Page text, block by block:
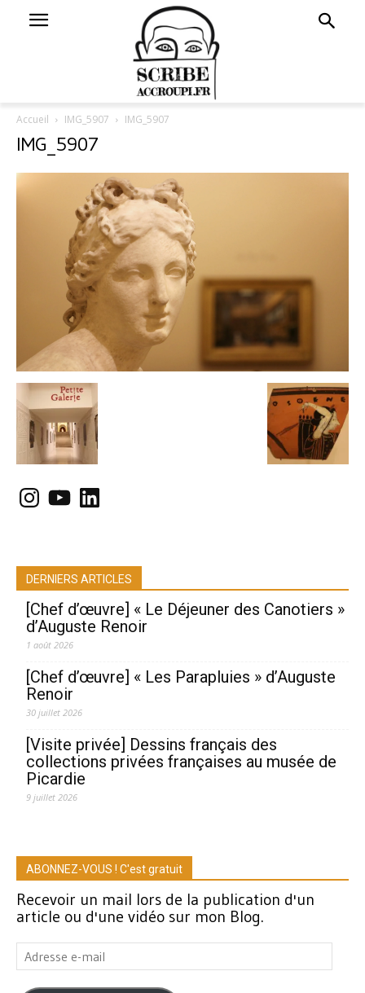
Accueil IMG_5907 IMG_5907
IMG_5907
Instagram
YouTubeLinkedIn
DERNIERS ARTICLES
[Chef d’œuvre] « Le Déjeuner des Canotiers »
d’Auguste Renoir
1 août 2026
[Chef d’œuvre] « Les Parapluies » d’Auguste
Renoir
30 juillet 2026
[Visite privée] Dessins français des
collections privées françaises au musée de
Picardie
9 juillet 2026
ABONNEZ-VOUS ! C'est gratuit
Recevoir un mail lors de la publication d'un
article ou d'une vidéo sur mon Blog.
Adresse
e-
mail